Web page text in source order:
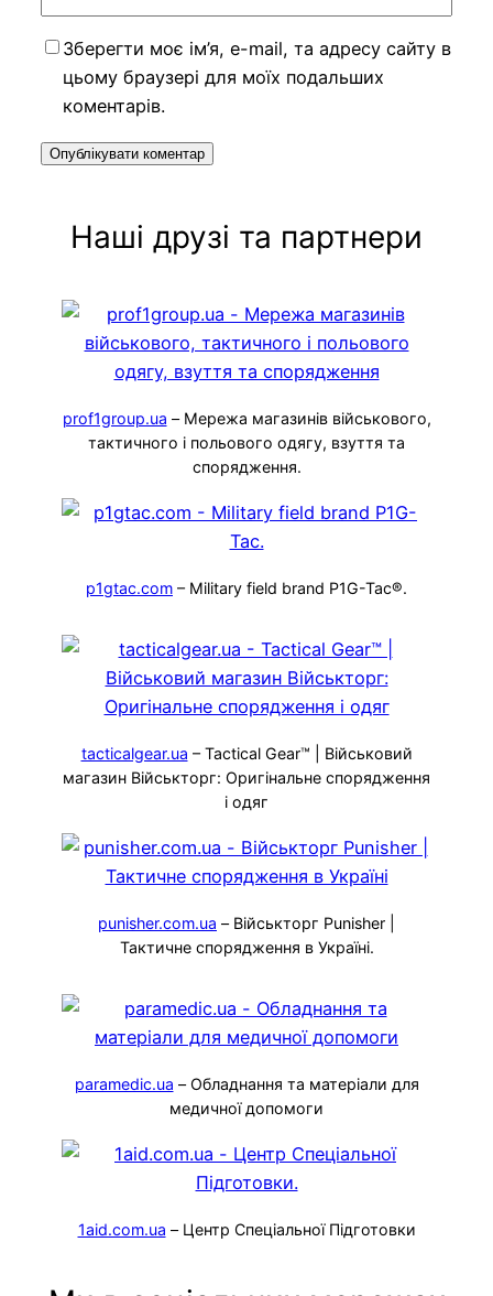
Зберегти моє ім’я, e-mail, та адресу сайту в
цьому браузері для моїх подальших
коментарів.
Наші друзі та партнери
prof1group.ua – Мережа магазинів військового,
тактичного і польового одягу, взуття та
спорядження.
p1gtac.com – Military field brand P1G-Tac®.
tacticalgear.ua – Tactical Gear™ | Військовий
магазин Військторг: Оригінальне спорядження
і одяг
punisher.com.ua – Військторг Punisher |
Тактичне спорядження в Україні.
paramedic.ua – Обладнання та матеріали для
медичної допомоги
1aid.com.ua – Центр Спеціальної Підготовки